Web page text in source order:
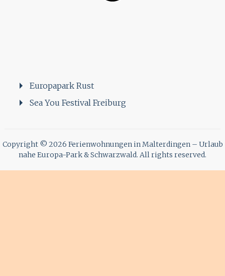
Europapark Rust
Sea You Festival Freiburg
Copyright © 2026 Ferienwohnungen in Malterdingen – Urlaub
nahe Europa-Park & Schwarzwald. All rights reserved.